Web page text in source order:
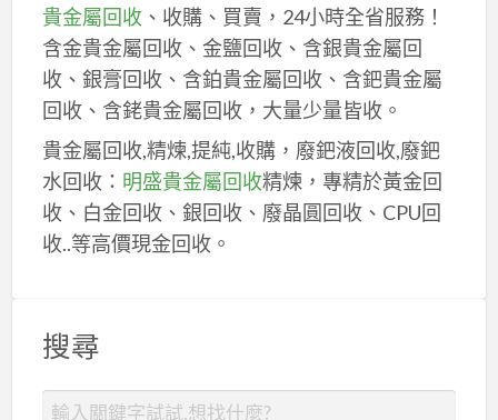
貴金屬回收、收購、買賣，24小時全省服務！
含金貴金屬回收、金鹽回收、含銀貴金屬回
收、銀膏回收、含鉑貴金屬回收、含鈀貴金屬
回收、含銠貴金屬回收，大量少量皆收。
貴金屬回收,精煉,提純,收購，廢鈀液回收,廢鈀
水回收： 明盛貴金屬回收精煉，專精於黃金回
收、白金回收、銀回收、廢晶圓回收、CPU回
收..等高價現金回收。
搜尋